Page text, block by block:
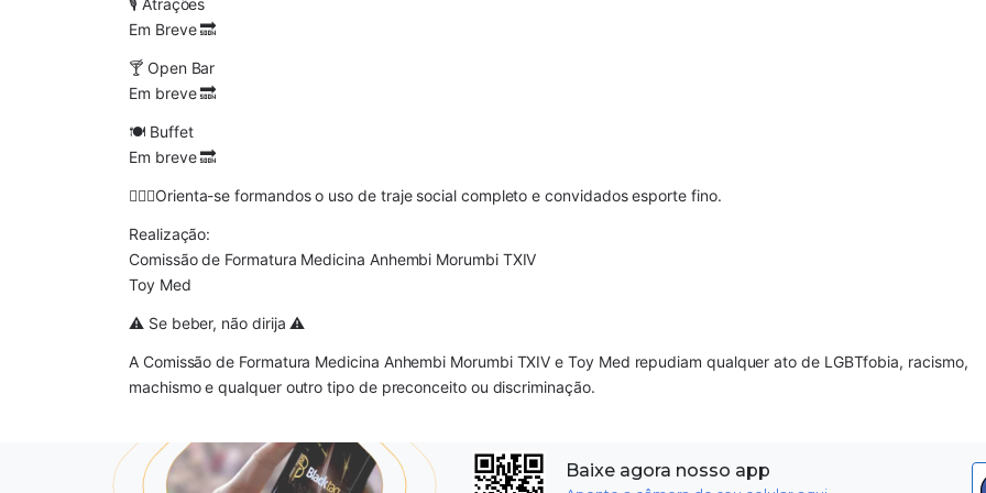
🎙 Atrações
Em Breve 🔜
🍸 Open Bar
Em breve 🔜
🍽 Buffet
Em breve 🔜
🤵🏻‍♂️Orienta-se formandos o uso de traje social completo e convidados esporte fino.
Realização:
Comissão de Formatura Medicina Anhembi Morumbi TXIV
Toy Med
⚠️ Se beber, não dirija ⚠️
A Comissão de Formatura Medicina Anhembi Morumbi TXIV e Toy Med repudiam qualquer ato de LGBTfobia, racismo,
machismo e qualquer outro tipo de preconceito ou discriminação.
Baixe agora nosso app